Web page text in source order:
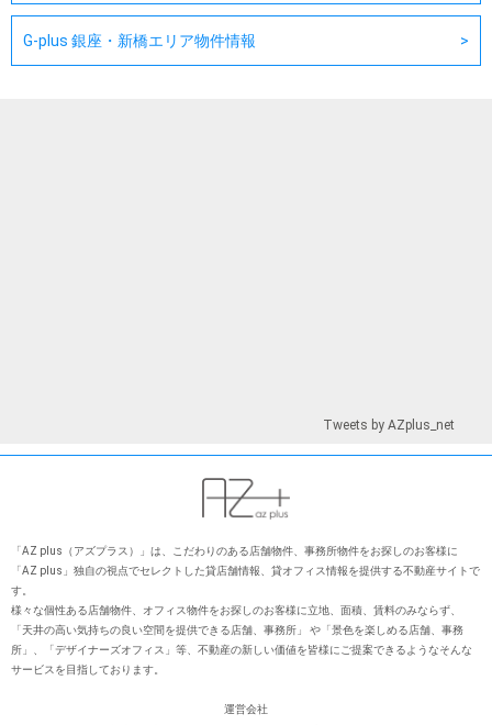
G-plus 銀座・新橋エリア物件情報
Tweets by AZplus_net
「AZ plus（アズプラス）」は、こだわりのある店舗物件、事務所物件をお探しのお客様に
「AZ plus」独⾃の視点でセレクトした貸店舗情報、貸オフィス情報を提供する不動産サイトで
す。
様々な個性ある店舗物件、オフィス物件をお探しのお客様に⽴地、⾯積、賃料のみならず、
「天井の⾼い気持ちの良い空間を提供できる店舗、事務所」 や「景⾊を楽しめる店舗、事務
所」、「デザイナーズオフィス」等、不動産の新しい価値を皆様にご提案できるようなそんな
サービスを⽬指しております。
運営会社